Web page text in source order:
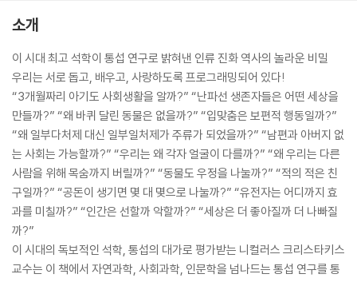
소개
이 시대 최고 석학이 통섭 연구로 밝혀낸 인류 진화 역사의 놀라운 비밀
우리는 서로 돕고, 배우고, 사랑하도록 프로그래밍되어 있다!
“3개월짜리 아기도 사회생활을 알까?” “난파선 생존자들은 어떤 세상을
만들까?” “왜 바퀴 달린 동물은 없을까?” “입맞춤은 보편적 행동일까?”
“왜 일부다처제 대신 일부일처제가 주류가 되었을까?” “남편과 아버지 없
는 사회는 가능할까?” “우리는 왜 각자 얼굴이 다를까?” “왜 우리는 다른
사람을 위해 목숨까지 버릴까?” “동물도 우정을 나눌까?” “적의 적은 친
구일까?” “공돈이 생기면 몇 대 몇으로 나눌까?” “유전자는 어디까지 효
과를 미칠까?” “인간은 선할까 악할까?” “세상은 더 좋아질까 더 나빠질
까?”
이 시대의 독보적인 석학, 통섭의 대가로 평가받는 니컬러스 크리스타키스
교수는 이 책에서 자연과학, 사회과학, 인문학을 넘나드는 통섭 연구를 통